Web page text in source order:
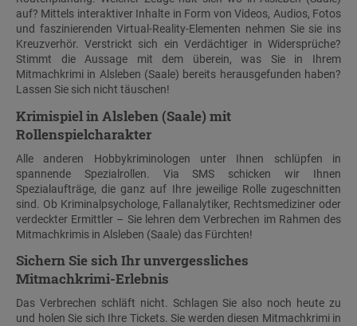
auf? Mittels interaktiver Inhalte in Form von Videos, Audios, Fotos
und faszinierenden Virtual-Reality-Elementen nehmen Sie sie ins
Kreuzverhör. Verstrickt sich ein Verdächtiger in Widersprüche?
Stimmt die Aussage mit dem überein, was Sie in Ihrem
Mitmachkrimi in Alsleben (Saale) bereits herausgefunden haben?
Lassen Sie sich nicht täuschen!
Krimispiel in Alsleben (Saale) mit
Rollenspielcharakter
Alle anderen Hobbykriminologen unter Ihnen schlüpfen in
spannende Spezialrollen. Via SMS schicken wir Ihnen
Spezialaufträge, die ganz auf Ihre jeweilige Rolle zugeschnitten
sind. Ob Kriminalpsychologe, Fallanalytiker, Rechtsmediziner oder
verdeckter Ermittler – Sie lehren dem Verbrechen im Rahmen des
Mitmachkrimis in Alsleben (Saale) das Fürchten!
Sichern Sie sich Ihr unvergessliches
Mitmachkrimi-Erlebnis
Das Verbrechen schläft nicht. Schlagen Sie also noch heute zu
und holen Sie sich Ihre Tickets. Sie werden diesen Mitmachkrimi in